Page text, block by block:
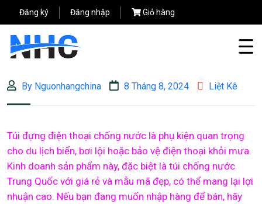
Đăng ký Đăng nhập Giỏ hàng
By Nguonhangchina 8 Tháng 8, 2024 Liệt Kê
Túi đựng điện thoại chống nước là phụ kiện quan trọng
cho du lịch biển, bơi lội hoặc bảo vệ điện thoại khỏi mưa.
Kinh doanh sản phẩm này, đặc biệt là túi chống nước
Trung Quốc với giá rẻ và mẫu mã đẹp, có thể mang lại lợi
nhuận cao. Nếu bạn đang muốn nhập hàng để bán, hãy